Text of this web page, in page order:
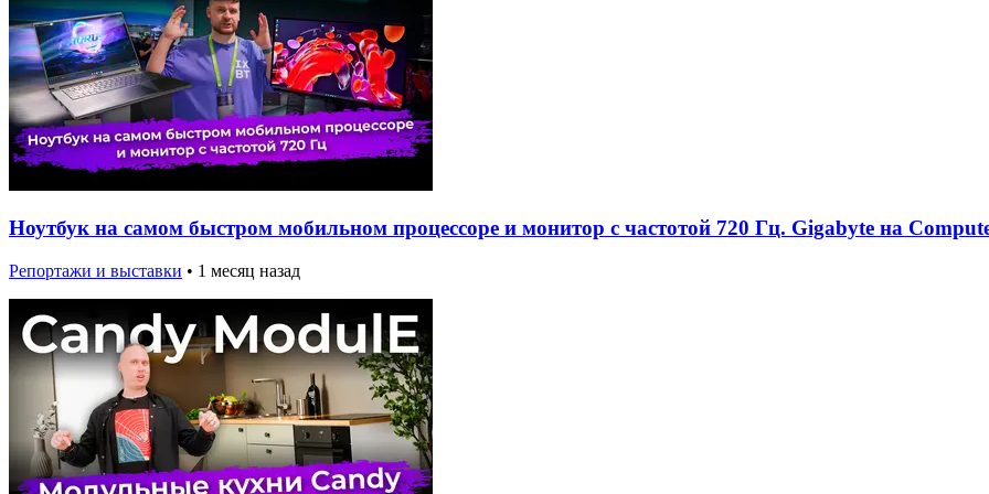
Ноутбук на самом быстром мобильном процессоре и монитор с частотой 720 Гц. Gigabyte на
Репортажи и выставки • 1 месяц назад